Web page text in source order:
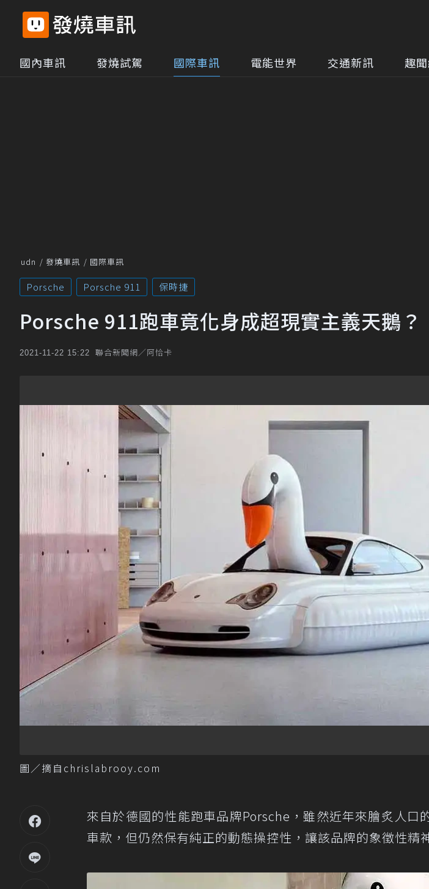
國內車訊 發燒試駕 國際車訊 電能世界 交通新訊 趣
udn 發燒車訊 國際車訊
Porsche Porsche 911 保時捷
Porsche 911跑車竟化身成超現實主義天鵝？
2021-11-22 15:22 聯合新聞網／阿恰卡
圖／摘自chrislabrooy.com
來自於德國的性能跑車品牌Porsche，雖然近年來膾炙人口
車款，但仍然保有純正的動態操控性，讓該品牌的象徵性精